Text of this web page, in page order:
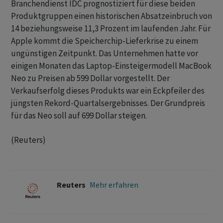
Branchendienst IDC prognostiziert für diese beiden
Produktgruppen einen historischen Absatzeinbruch von
14 beziehungsweise ​11,3 ​Prozent im laufenden Jahr. Für
⁠Apple kommt die Speicherchip-Lieferkrise zu einem
ungünstigen ​Zeitpunkt. Das Unternehmen hatte ⁠vor
einigen Monaten das Laptop-Einsteigermodell MacBook
Neo zu Preisen ab 599 ‌Dollar vorgestellt. Der
Verkaufserfolg dieses Produkts war ein Eckpfeiler des
jüngsten Rekord-Quartalsergebnisses. Der Grundpreis
für das Neo soll ‌auf 699 Dollar steigen.
(Reuters)
Reuters Mehr erfahren